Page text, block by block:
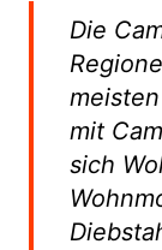
Die
mit
sich